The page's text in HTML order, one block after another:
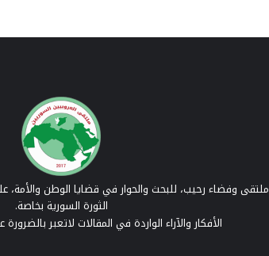
ملتقى وفضاء رحيب، للبحث والحوار في قضايا الوطن والأمة،
الثورة السورية بخاصة.
الأفكار والآراء الواردة في المقالات لاتعبر